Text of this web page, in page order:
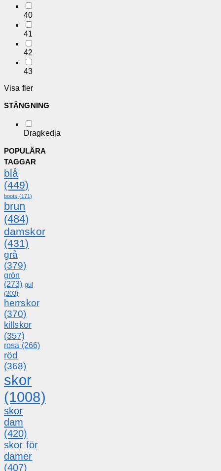
40
41
42
43
Visa fler
STÄNGNING
Dragkedja
POPULÄRA
TAGGAR
blå
(449)
boots (171)
brun
(484)
damskor
(431)
grå
(379)
grön
(273) gul
(203)
herrskor
(370)
killskor
(357)
rosa (266)
röd
(368)
skor
(1008)
skor
dam
(420)
skor för
damer
(407)